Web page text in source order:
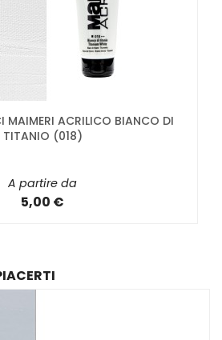
MAIMERI ACRILICO BIANCO DI
TITANIO (018)
A partire da
5,00 €